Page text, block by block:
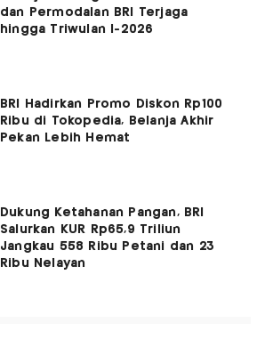
dan Permodalan BRI Terjaga
hingga Triwulan I-2026
BRI Hadirkan Promo Diskon Rp100
Ribu di Tokopedia, Belanja Akhir
Pekan Lebih Hemat
Dukung Ketahanan Pangan, BRI
Salurkan KUR Rp65,9 Triliun
Jangkau 558 Ribu Petani dan 23
Ribu Nelayan